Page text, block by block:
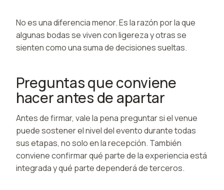
No es una diferencia menor. Es la razón por la que
algunas bodas se viven con ligereza y otras se
sienten como una suma de decisiones sueltas.
Preguntas que conviene
hacer antes de apartar
Antes de firmar, vale la pena preguntar si el venue
puede sostener el nivel del evento durante todas
sus etapas, no solo en la recepción. También
conviene confirmar qué parte de la experiencia está
integrada y qué parte dependerá de terceros.